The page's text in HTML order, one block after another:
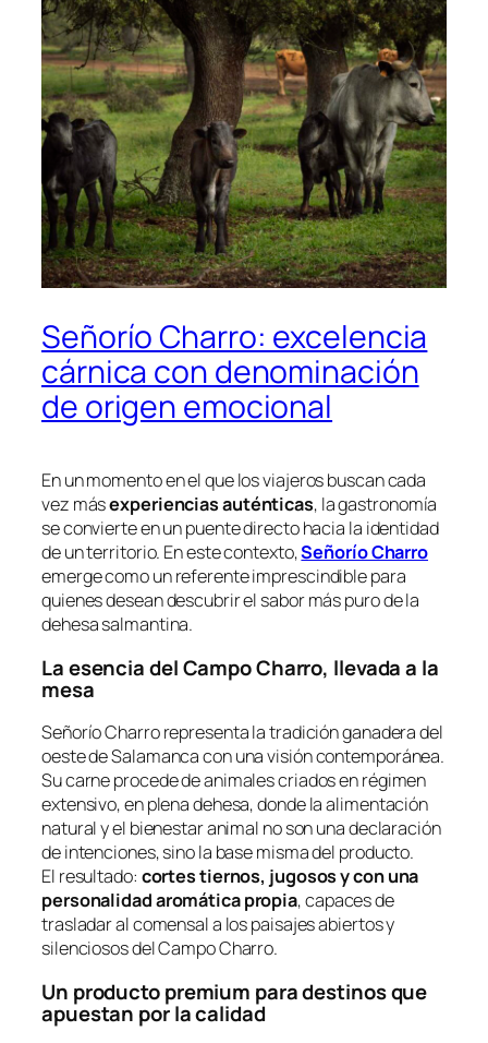
Señorío Charro: excelencia
cárnica con denominación
de origen emocional
En un momento en el que los viajeros buscan cada
vez másexperiencias auténticas, la gastronomía
se convierte en un puente directo hacia la identidad
de un territorio. En este contexto,Señorío Charro
emerge como un referente imprescindible para
quienes desean descubrir el sabor más puro de la
dehesa salmantina.
La esencia del Campo Charro, llevada a la
mesa
Señorío Charro representa la tradición ganadera del
oeste de Salamanca con una visión contemporánea.
Su carne procede de animales criados en régimen
extensivo, en plena dehesa, donde la alimentación
natural y el bienestar animal no son una declaración
de intenciones, sino la base misma del producto.
El resultado: cortes tiernos, jugosos y con una
personalidad aromática propia, capaces de
trasladar al comensal a los paisajes abiertos y
silenciosos del Campo Charro.
Un producto premium para destinos que
apuestan por la calidad